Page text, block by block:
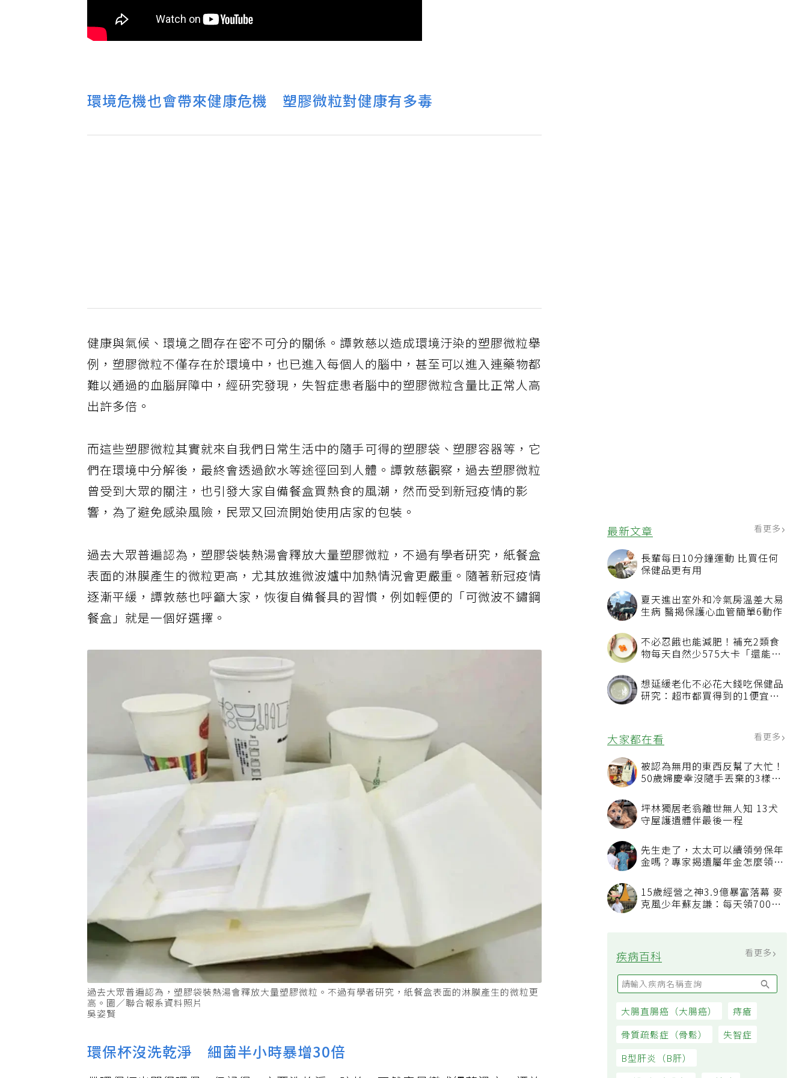
最新文章 看更多
長輩每日10分鐘運動 比買任何
保健品更有用
夏天進出室外和冷氣房溫差大易
生病 醫揭保護心血管簡單6動作
不必忍餓也能減肥！補充2類食
物每天自然少575大卡「還能吃
想延緩老化不必花大錢吃保健品
研究：超市都買得到的1便宜食
大家都在看
被認為無用的東西反幫了大忙！
50歲婦慶幸沒隨手丟棄的3樣物
坪林獨居老翁離世無人知 13犬
守屋護遺體伴最後一程
先生走了，太太可以續領勞保年
看順位還要看資格
15歲經營之神3.9億暴富落幕 麥
疾病百科
環境危機也會帶來健康危機 塑膠微粒對健康有多毒
健康與氣候、環境之間存在密不可分的關係。譚敦慈以造成環境汙染的塑膠微粒舉
例，塑膠微粒不僅存在於環境中，也已進入每個人的腦中，甚至可以進入連藥物都
難以通過的血腦屏障中，經研究發現，失智症患者腦中的塑膠微粒含量比正常人高
出許多倍。
而這些塑膠微粒其實就來自我們日常生活中的隨手可得的塑膠袋、塑膠容器等，它
們在環境中分解後，最終會透過飲水等途徑回到人體。譚敦慈觀察，過去塑膠微粒
曾受到大眾的關注，也引發大家自備餐盒買熱食的風潮，然而受到新冠疫情的影
響，為了避免感染風險，民眾又回流開始使用店家的包裝。
過去大眾普遍認為，塑膠袋裝熱湯會釋放大量塑膠微粒，不過有學者研究，紙餐盒
表面的淋膜產生的微粒更高，尤其放進微波爐中加熱情況會更嚴重。隨著新冠疫情
逐漸平緩，譚敦慈也呼籲大家，恢復自備餐具的習慣，例如輕便的「可微波不鏽鋼
餐盒」就是一個好選擇。
過去大眾普遍認為，塑膠袋裝熱湯會釋放大量塑膠微粒。不過有學者研究，紙餐盒表面的淋膜產生的微粒更
高。圖／聯合報系資料照片
環保杯沒洗乾淨 細菌半小時暴增30倍